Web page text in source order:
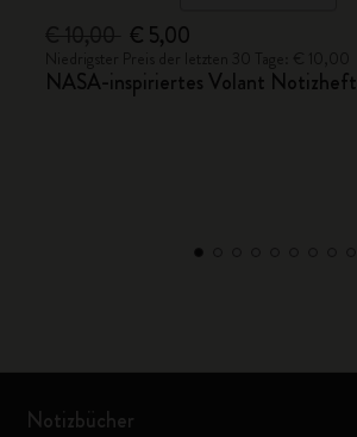
€ 5,00
NASA-inspiriertes Volant Notizheft
Notizbücher